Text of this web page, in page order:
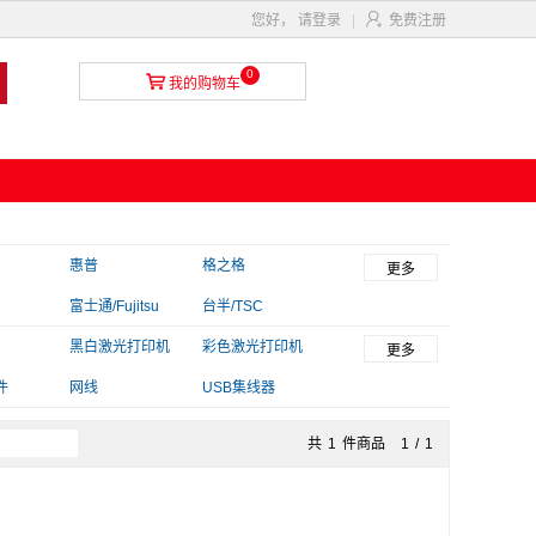
您好， 请登录  免费注册
 我的购物车
0
惠普 格之格
富士通/Fujitsu 台半/TSC
毕亚兹 金印典
更多
黑白激光打印机 彩色激光打印机
网线 USB集线器
更多
共 1 件商品 1 / 1